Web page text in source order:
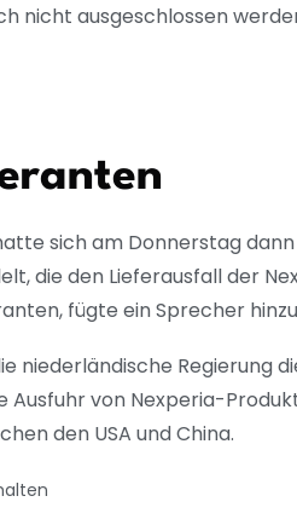
nicht ausgeschlossen
sich am Donnerstag
die den Lieferausfall der
fügte ein Sprecher
niederländische
von Nexperia-
den USA und China.